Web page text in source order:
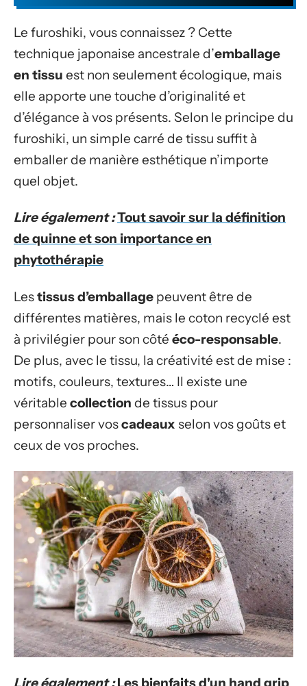
Le furoshiki, vous connaissez ? Cette
technique japonaise ancestrale d’emballage
en tissu est non seulement écologique, mais
elle apporte une touche d’originalité et
d’élégance à vos présents. Selon le principe du
furoshiki, un simple carré de tissu suffit à
emballer de manière esthétique n’importe
quel objet.
Lire également :Tout savoir sur la définition
de quinne et son importance en
phytothérapie
Lestissus d’emballage peuvent être de
différentes matières, mais le coton recyclé est
à privilégier pour son côté éco-responsable.
De plus, avec le tissu, la créativité est de mise :
motifs, couleurs, textures… Il existe une
véritable collection de tissus pour
personnaliser voscadeaux selon vos goûts et
ceux de vos proches.